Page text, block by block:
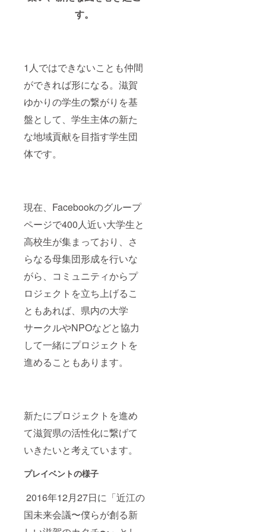
す。
1人ではできないことも仲間
ができれば形になる。 滋賀
ゆかりの学生の繋がりを基
盤として、学生主体の新た
な地域貢献を目指す学生団
体です。
現在、Facebookのグループ
ページで400人近い大学生と
高校生が集まっており、さ
らなる母集団形成を行いな
がら、コミュニティからプ
ロジェクトを立ち上げるこ
ともあれば、県内の大学
サークルやNPOなどと協力
して一緒にプロジェクトを
進めることもあります。
新たにプロジェクトを進め
て滋賀県の活性化に繋げて
いきたいと考えています。
プレイベントの様子
2016年12月27日に「近江の
国未来会議〜僕らが創る新